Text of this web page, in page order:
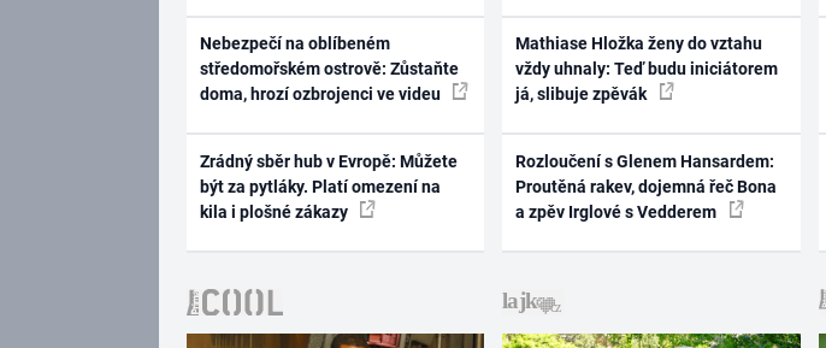
Nebezpečí na oblíbeném
středomořském ostrově: Zůstaňte
doma, hrozí ozbrojenci ve videu
Zrádný sběr hub v Evropě: Můžete
být za pytláky. Platí omezení na
kila i plošné zákazy
Mathiase Hložka ženy do vztahu
vždy uhnaly: Teď budu iniciátorem
já, slibuje zpěvák
Rozloučení s Glenem Hansardem:
Proutěná rakev, dojemná řeč Bona
a zpěv Irglové s Vedderem